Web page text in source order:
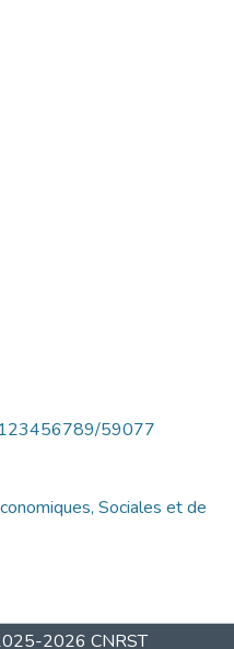
123456789/59077
Sociales et de
2026 CNRST